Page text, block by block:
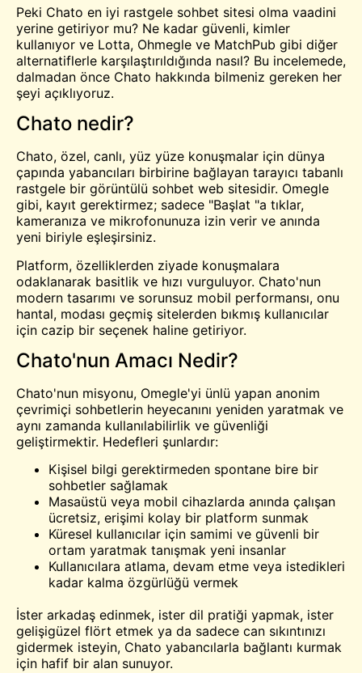
Peki Chato en iyi rastgele sohbet sitesi olma vaadini
yerine getiriyor mu? Ne kadar güvenli, kimler
kullanıyor ve Lotta, Ohmegle ve MatchPub gibi diğer
alternatiflerle karşılaştırıldığında nasıl? Bu incelemede,
dalmadan önce Chato hakkında bilmeniz gereken her
şeyi açıklıyoruz.
Chato nedir?
Chato, özel, canlı, yüz yüze konuşmalar için dünya
çapında yabancıları birbirine bağlayan tarayıcı tabanlı
rastgele bir görüntülü sohbet web sitesidir. Omegle
gibi, kayıt gerektirmez; sadece "Başlat "a tıklar,
kameranıza ve mikrofonunuza izin verir ve anında
yeni biriyle eşleşirsiniz.
Platform, özelliklerden ziyade konuşmalara
odaklanarak basitlik ve hızı vurguluyor. Chato'nun
modern tasarımı ve sorunsuz mobil performansı, onu
hantal, modası geçmiş sitelerden bıkmış kullanıcılar
için cazip bir seçenek haline getiriyor.
Chato'nun Amacı Nedir?
Chato'nun misyonu, Omegle'yi ünlü yapan anonim
çevrimiçi sohbetlerin heyecanını yeniden yaratmak ve
aynı zamanda kullanılabilirlik ve güvenliği
geliştirmektir. Hedefleri şunlardır:
Kişisel bilgi gerektirmeden spontane bire bir
sohbetler sağlamak
Masaüstü veya mobil cihazlarda anında çalışan
ücretsiz, erişimi kolay bir platform sunmak
Küresel kullanıcılar için samimi ve güvenli bir
ortam yaratmak tanışmak yeni insanlar
Kullanıcılara atlama, devam etme veya istedikleri
kadar kalma özgürlüğü vermek
İster arkadaş edinmek, ister dil pratiği yapmak, ister
gelişigüzel flört etmek ya da sadece can sıkıntınızı
gidermek isteyin, Chato yabancılarla bağlantı kurmak
için hafif bir alan sunuyor.